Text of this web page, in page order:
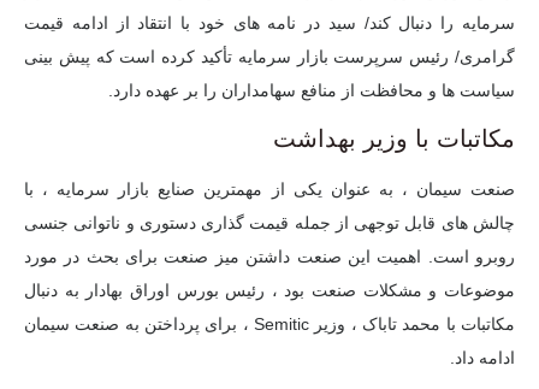
سرمایه را دنبال کند/ سید در نامه های خود با انتقاد از ادامه قیمت
گرامری/ رئیس سرپرست بازار سرمایه تأکید کرده است که پیش بینی
سیاست ها و محافظت از منافع سهامداران را بر عهده دارد.
مکاتبات با وزیر بهداشت
صنعت سیمان ، به عنوان یکی از مهمترین صنایع بازار سرمایه ، با
چالش های قابل توجهی از جمله قیمت گذاری دستوری و ناتوانی جنسی
روبرو است. اهمیت این صنعت داشتن میز صنعت برای بحث در مورد
موضوعات و مشکلات صنعت بود ، رئیس بورس اوراق بهادار به دنبال
مکاتبات با محمد تاباک ، وزیر Semitic ، برای پرداختن به صنعت سیمان
ادامه داد.